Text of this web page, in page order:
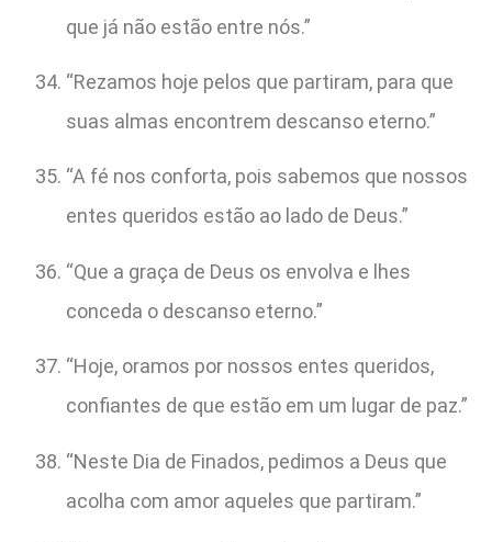
que já não estão entre nós.”
“Rezamos hoje pelos que partiram, para que
suas almas encontrem descanso eterno.”
“A fé nos conforta, pois sabemos que nossos
entes queridos estão ao lado de Deus.”
“Que a graça de Deus os envolva e lhes
conceda o descanso eterno.”
“Hoje, oramos por nossos entes queridos,
confiantes de que estão em um lugar de paz.”
“Neste Dia de Finados, pedimos a Deus que
acolha com amor aqueles que partiram.”